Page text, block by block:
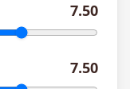
7.50
7.50